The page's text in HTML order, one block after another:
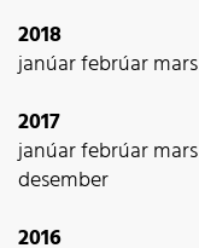
2018
janúarfebrúarmars
2017
janúarfebrúarmars
desember
2016